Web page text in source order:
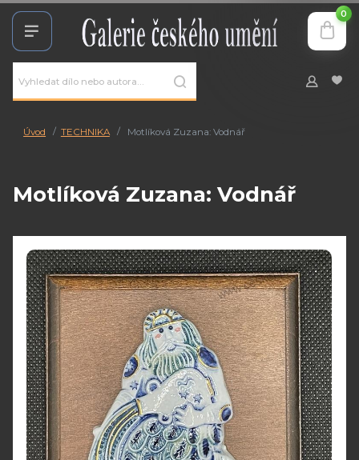
0
Úvod TECHNIKA Motlíková Zuzana: Vodnář
Motlíková Zuzana: Vodnář